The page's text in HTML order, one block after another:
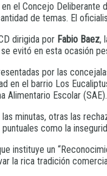
en el Concejo
de temas. El
dirigida por Fabio Baez,
evitó en esta ocasión
por las
en el barrio Los
Alimentario Escolar (SAE).
minutas, otras las
como la
instituye un
la rica tradición